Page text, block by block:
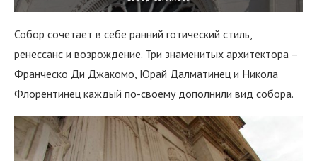
Собор сочетает в себе ранний готический стиль,
ренессанс и возрождение. Три знаменитых архитектора –
Франческо Ди Джакомо, Юрай Далматинец и Никола
Флорентинец каждый по-своему дополнили вид собора.